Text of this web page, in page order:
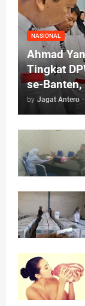
NASIONAL
Ahmad
Tingkat
se-
by Jagat Antero -